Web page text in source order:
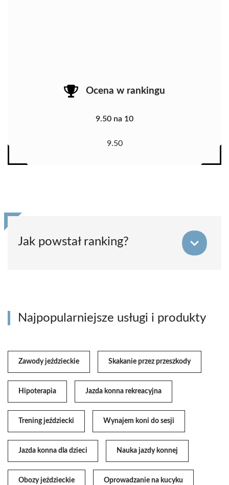
Ocena w rankingu
9.50 na 10
9.50
Jak powstał ranking?
Najpopularniejsze usługi i produkty
Zawody jeździeckie Skakanie przez przeszkody
Hipoterapia Jazda konna rekreacyjna
Trening jeździecki Wynajem koni do sesji
Jazda konna dla dzieci Nauka jazdy konnej
Obozy jeździeckie Oprowadzanie na kucyku